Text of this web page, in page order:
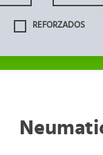
REFORZADOS